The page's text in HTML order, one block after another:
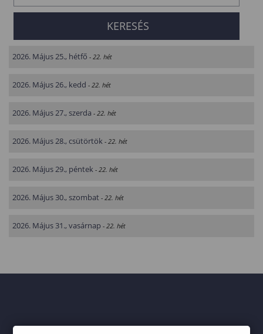
2026. Május 25., hétfő - 22. hét
2026. Május 26., kedd - 22. hét
2026. Május 27., szerda - 22. hét
2026. Május 28., csütörtök - 22. hét
2026. Május 29., péntek - 22. hét
2026. Május 30., szombat - 22. hét
2026. Május 31., vasárnap - 22. hét